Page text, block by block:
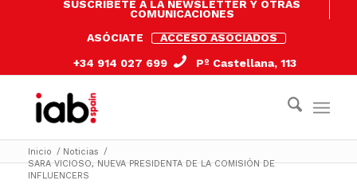
SUSCRÍBETE A LA NEWSLETTER Y OTRAS
COMUNICACIONES
ASÓCIATE
ACCESO ASOCIADOS
+34 914 027 699
Pº Castellana, 113
Inicio / Noticias /
SARA VICIOSO, NUEVA PRESIDENTA DE LA COMISIÓN DE
INFLUENCERS